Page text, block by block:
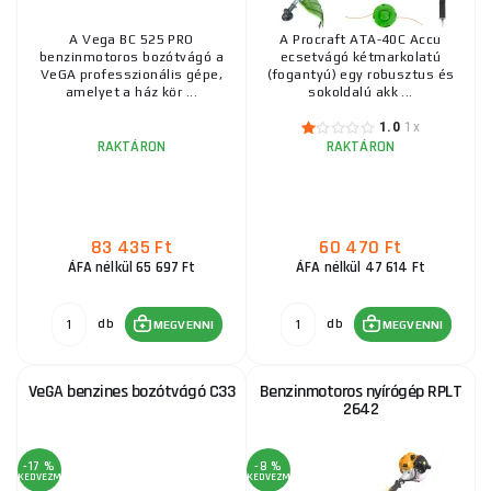
A tereprendezésen való munka olyan öröm lesz, amit alig vársz
majd! Kérjük, ne habozzon kapcsolatba lépnivelünk, ha
tanácsot szeretne kérni a kiválasztással, vásárlással vagy
Riwall PRO bozótvágó benzinmotorral RPB 520
RAKTÁRON a szállítónál 73 635 Ft
RAKTÁRON 45 810 Ft
Elektromos bozótvágó Procraft GT2000 | GT2000
RAKTÁRON ks MEGVENNI 29 425 Ft
Elektromos bozótvágó Procraft GT2200 | GT2200
A Vega BC 525 PRO
benzinmotoros bozótvágó a
VeGA professzionális gépe,
amelyet a ház kör ...
RAKTÁRON
83 435 Ft
ÁFA nélkül 65 697 Ft
db MEGVENNI
A Procraft ATA-40C Accu
ecsetvágó kétmarkolatú
(fogantyú) egy robusztus és
sokoldalú akk ...
1.0 1x
RAKTÁRON
60 470 Ft
ÁFA nélkül 47 614 Ft
db MEGVENNI
VeGA benzines bozótvágó C33
-17 %
KEDVEZMÉNY
Benzinmotoros nyírógép RPLT
2642
-8 %
KEDVEZMÉNY